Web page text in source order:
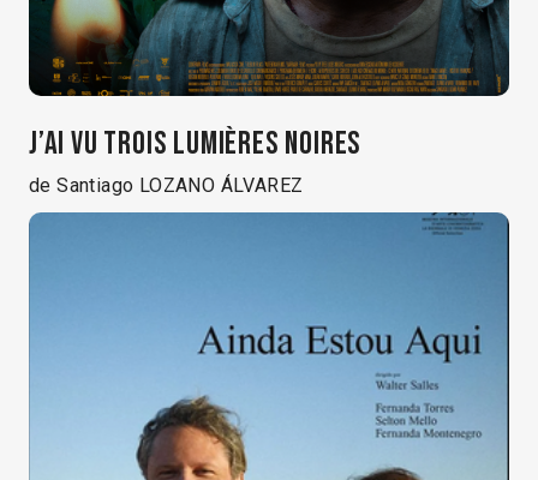
J’AI VU TROIS LUMIÈRES NOIRES
de Santiago LOZANO ÁLVAREZ